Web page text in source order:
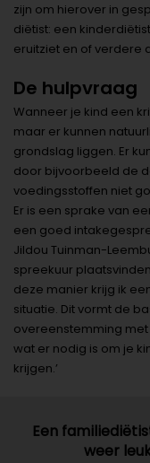
zijn om hierover in
diëtist: een
eruitziet en of verdere
De hulpvraag
Wanneer je kind een
maar er kunnen
grondslag liggen. Er
door bijvoorbeeld de
voedingsstoffen niet
Er is een sprake van
een goed
Jildou Tuinman-
spreekuur
deze manier krijg ik
situatie. Dit vormt de
overeenstemming met
wat er nodig is om je
krijgen.’
Een
weer